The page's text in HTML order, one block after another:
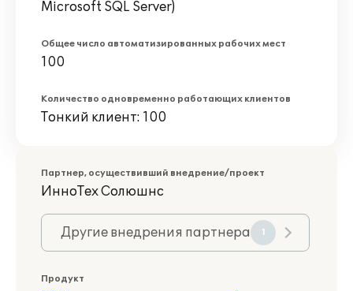
Microsoft SQL Server)
Общее число автоматизированных рабочих мест
100
Количество одновременно работающих клиентов
Тонкий клиент: 100
Партнер, осуществивший внедрение/проект
ИнноТех Солюшнс
Другие внедрения партнера 1
Продукт